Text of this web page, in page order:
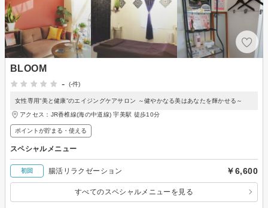
BLOOM
-
(-件)
女性専用”美と健康”のエイジングケアサロン ～健やかなる美はあなたを輝かせる～
アクセス：JR香椎線(海の中道線) 宇美駅 徒歩10分
ポイントが貯まる・使える
スペシャルメニュー
初回 腸活リラクゼーション ￥6,600
すべてのスペシャルメニューを見る